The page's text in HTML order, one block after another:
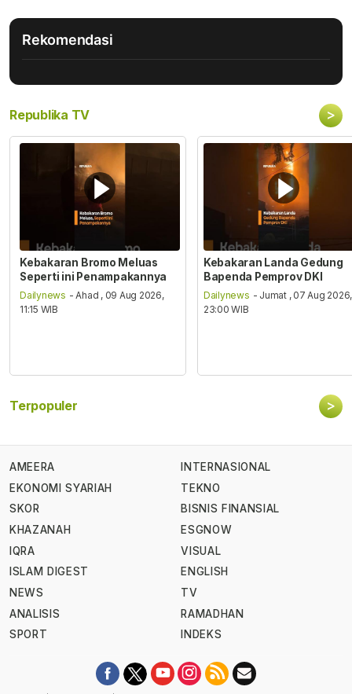
Rekomendasi
Republika TV >
Kebakaran Bromo Meluas
Seperti ini Penampakannya
Dailynews - Ahad , 09 Aug 2026,
11:15 WIB
Kebakaran Landa Gedung
Bapenda Pemprov DKI
Dailynews - Jumat , 07 Aug 2026,
23:00 WIB
Terpopuler >
AMEERA
EKONOMI SYARIAH
SKOR
KHAZANAH
IQRA
ISLAM DIGEST
NEWS
ANALISIS
SPORT
INTERNASIONAL
TEKNO
BISNIS FINANSIAL
ESGNOW
VISUAL
ENGLISH
TV
RAMADHAN
INDEKS